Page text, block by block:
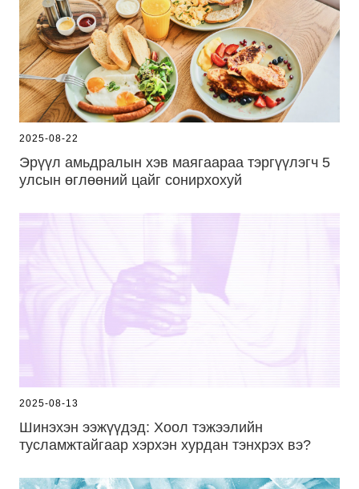
2025-08-22
Эрүүл амьдралын хэв маягаараа тэргүүлэгч 5
улсын өглөөний цайг сонирхохуй
2025-08-13
Шинэхэн ээжүүдэд: Хоол тэжээлийн
тусламжтайгаар хэрхэн хурдан тэнхрэх вэ?